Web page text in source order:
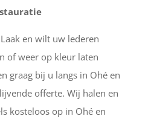
en wilt uw lederen
of weer op kleur laten
graag bij u langs in Ohé en
offerte. Wij halen en
kosteloos op in Ohé en